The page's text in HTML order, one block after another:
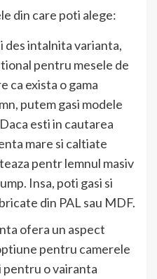
din care poti alege:
des intalnita varianta,
pentru mesele de
ca exista o gama
putem gasi modele
esti in cautarea
mare si caltiate
pentr lemnul masiv
Insa, poti gasi si
din PAL sau MDF.
ofera un aspect
pentru camerele
pentru o vairanta